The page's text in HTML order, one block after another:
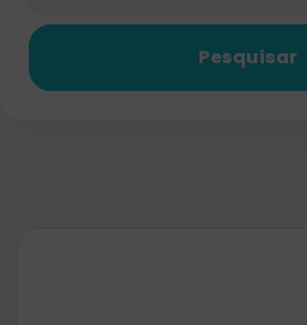
Pesquisar